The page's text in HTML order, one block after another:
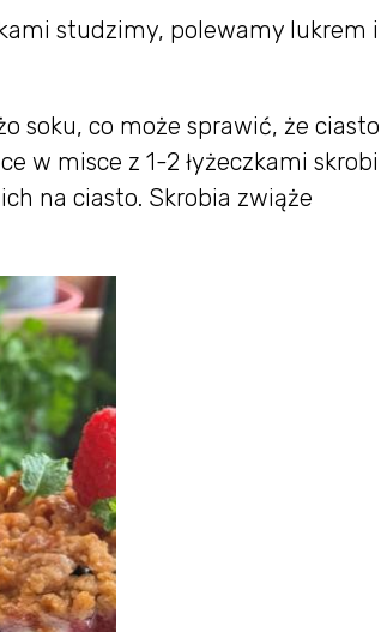
studzimy, polewamy lukrem i
soku, co może sprawić, że ciasto
w misce z 1-2 łyżeczkami skrobi
na ciasto. Skrobia zwiąże